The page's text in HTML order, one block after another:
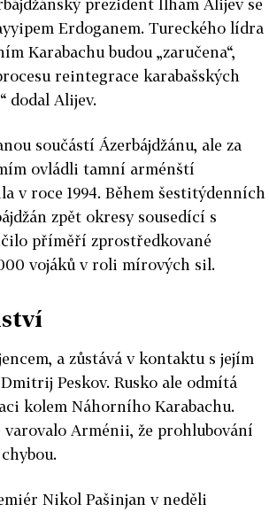
Erdoganem. Tureckého lídra
Karabachu budou „zaručena“,
reintegrace karabašských
dodal Alijev.
součástí Ázerbájdžánu, ale za
ovládli tamní arménští
v roce 1994. Během šestitýdenních
zpět okresy sousedící s
příměří zprostředkované
vojáků v roli mírových sil.
a zůstává v kontaktu s jejím
Peskov. Rusko ale odmítá
kolem Náhorního Karabachu.
Arménii, že prohlubování
Nikol Pašinjan v neděli